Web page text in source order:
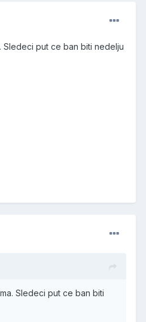
Sledeci put ce ban biti nedelju
Sledeci put ce ban biti